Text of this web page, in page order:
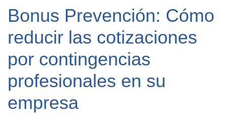
Bonus Prevención: Cómo
reducir las cotizaciones
por contingencias
profesionales en su
empresa